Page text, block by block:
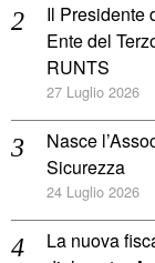
Il Presidente
Ente del
RUNTS
27 Luglio 2026
Nasce
Sicurezza
24 Luglio 2026
La nuova